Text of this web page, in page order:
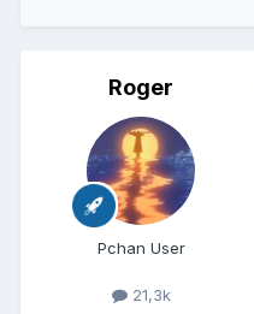
Roger
Pchan User
21,3k